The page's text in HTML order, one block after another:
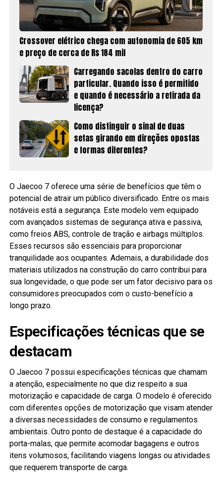
Crossover elétrico chega com autonomia de 605 km
e preço de cerca de R$ 184 mil
Carregando sacolas dentro do carro
particular. Quando isso é permitido
e quando é necessário a retirada da
licença?
Como distinguir o sinal de duas
setas girando em direções opostas
e formas diferentes?
O Jaecoo 7 oferece uma série de benefícios que têm o
potencial de atrair um público diversificado. Entre os mais
notáveis está a segurança. Este modelo vem equipado
com avançados sistemas de segurança ativa e passiva,
como freios ABS, controle de tração e airbags múltiplos.
Esses recursos são essenciais para proporcionar
tranquilidade aos ocupantes. Ademais, a durabilidade dos
materiais utilizados na construção do carro contribui para
sua longevidade, o que pode ser um fator decisivo para os
consumidores preocupados com o custo-benefício a
longo prazo.
Especificações técnicas que se
destacam
O Jaecoo 7 possui especificações técnicas que chamam
a atenção, especialmente no que diz respeito a sua
motorização e capacidade de carga. O modelo é oferecido
com diferentes opções de motorização que visam atender
a diversas necessidades de consumo e regulamentos
ambientais. Outro ponto de destaque é a capacidade do
porta-malas, que permite acomodar bagagens e outros
itens volumosos, facilitando viagens longas ou atividades
que requerem transporte de carga.